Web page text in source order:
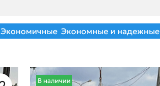
Экономичные Экономные и надежные
В наличии